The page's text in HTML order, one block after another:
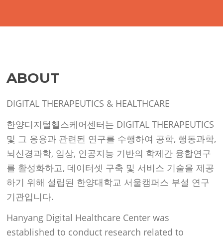
ABOUT
DIGITAL THERAPEUTICS & HEALTHCARE
한양디지털헬스케어센터는 DIGITAL THERAPEUTICS
및 그 응용과 관련된 연구를 수행하여 공학, 행동과학,
뇌신경과학, 임상, 인공지능 기반의 학제간 융합연구
를 활성화하고, 데이터셋 구축 및 서비스 기술을 제공
하기 위해 설립된 한양대학교 서울캠퍼스 부설 연구
기관입니다.
Hanyang Digital Healthcare Center was
established to conduct research related to